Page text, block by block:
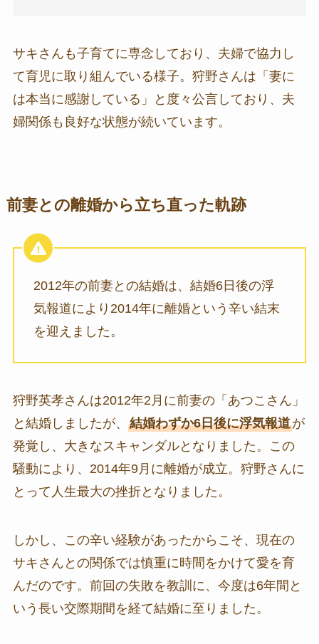
サキさんも子育てに専念しており、夫婦で協力し
て育児に取り組んでいる様子。狩野さんは「妻に
は本当に感謝している」と度々公言しており、夫
婦関係も良好な状態が続いています。
前妻との離婚から立ち直った軌跡
2012年の前妻との結婚は、結婚6日後の浮
気報道により2014年に離婚という辛い結末
を迎えました。
狩野英孝さんは2012年2月に前妻の「あつこさん」
と結婚しましたが、 結婚わずか6日後に浮気報道が
発覚し、大きなスキャンダルとなりました。この
騒動により、2014年9月に離婚が成立。狩野さんに
とって人生最大の挫折となりました。
しかし、この辛い経験があったからこそ、現在の
サキさんとの関係では慎重に時間をかけて愛を育
んだのです。前回の失敗を教訓に、今度は6年間と
いう長い交際期間を経て結婚に至りました。